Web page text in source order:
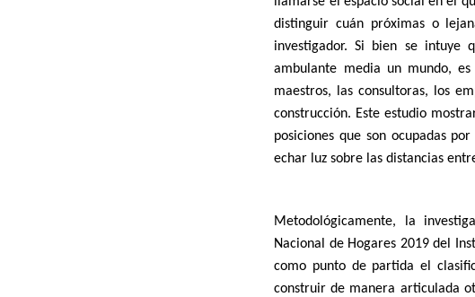
distinguir cuán próximas o
investigador. Si bien se intuye
ambulante media un mundo,
maestros, las consultoras, los
construcción. Este estudio
posiciones que son ocupadas
echar luz sobre las distancias
Metodológicamente, la
Nacional de Hogares 2019 del
como punto de partida el
construir de manera articulada